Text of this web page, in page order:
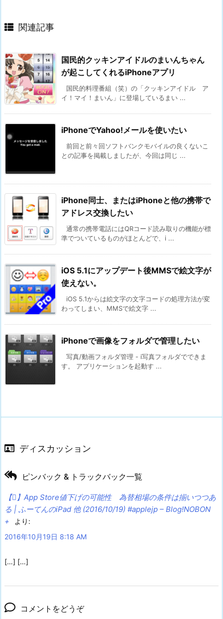
関連記事
国民的クッキンアイドルのまいんちゃん
が起こしてくれるiPhoneアプリ
国民的料理番組（笑）の「クッキンアイドル ア
イ！マイ！まいん」に登場しているまい ...
iPhoneでYahoo!メールを使いたい
前回と前々回ソフトバンクモバイルの良くないこ
との記事を掲載しましたが、今回は同じ ...
iPhone同士、またはiPhoneと他の携帯で
アドレス交換したい
通常の携帯電話にはQRコード読み取りの機能が標
準でついているものがほとんどで、i ...
iOS 5.1にアップデート後MMSで絵文字が
使えない。
iOS 5.1からは絵文字の文字コードの処理方法が変
わってしまい、MMSで絵文字 ...
iPhoneで画像をフォルダで管理したい
写真/動画フォルダ管理 - i写真フォルダでできま
す。 アプリケーションを起動す ...
ディスカッション
ピンバック & トラックバック一覧
【】App Store値下げの可能性 為替相場の条件は揃いつつあ
る | ふーてんのiPad 他 (2016/10/19) #applejp – Blog!NOBON
+
より:
2016年10月19日 8:18 AM
[…] […]
コメントをどうぞ